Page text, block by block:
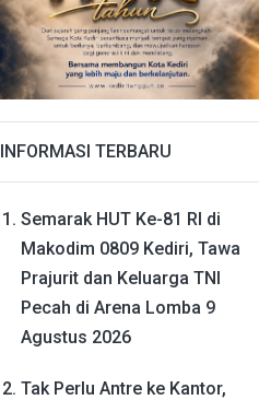
INFORMASI TERBARU
Semarak HUT Ke-81 RI di
Makodim 0809 Kediri, Tawa
Prajurit dan Keluarga TNI
Pecah di Arena Lomba 9
Agustus 2026
Tak Perlu Antre ke Kantor,